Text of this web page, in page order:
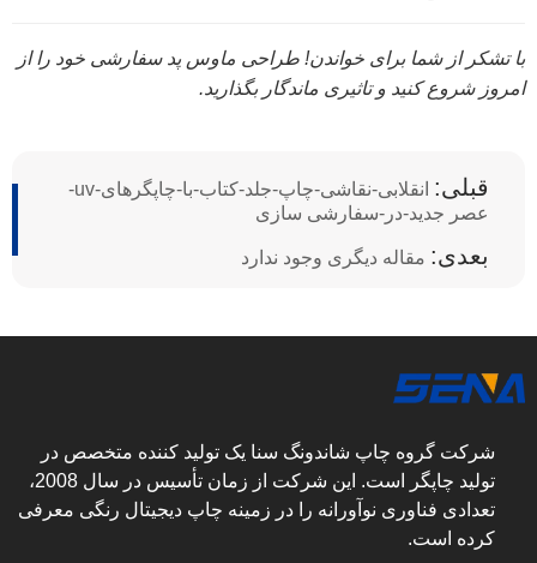
با تشکر از شما برای خواندن! طراحی ماوس پد سفارشی خود را از
امروز شروع کنید و تاثیری ماندگار بگذارید.
قبلی:
انقلابی-نقاشی-چاپ-جلد-کتاب-با-چاپگرهای-uv-
عصر جدید-در-سفارشی سازی
بعدی: مقاله دیگری وجود ندارد
شرکت گروه چاپ شاندونگ سنا یک تولید کننده متخصص در
تولید چاپگر است. این شرکت از زمان تأسیس در سال 2008،
تعدادی فناوری نوآورانه را در زمینه چاپ دیجیتال رنگی معرفی
کرده است.